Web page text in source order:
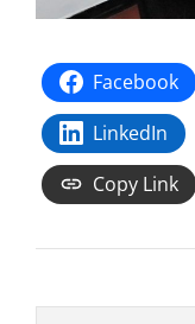
Facebook
LinkedIn
Copy Link